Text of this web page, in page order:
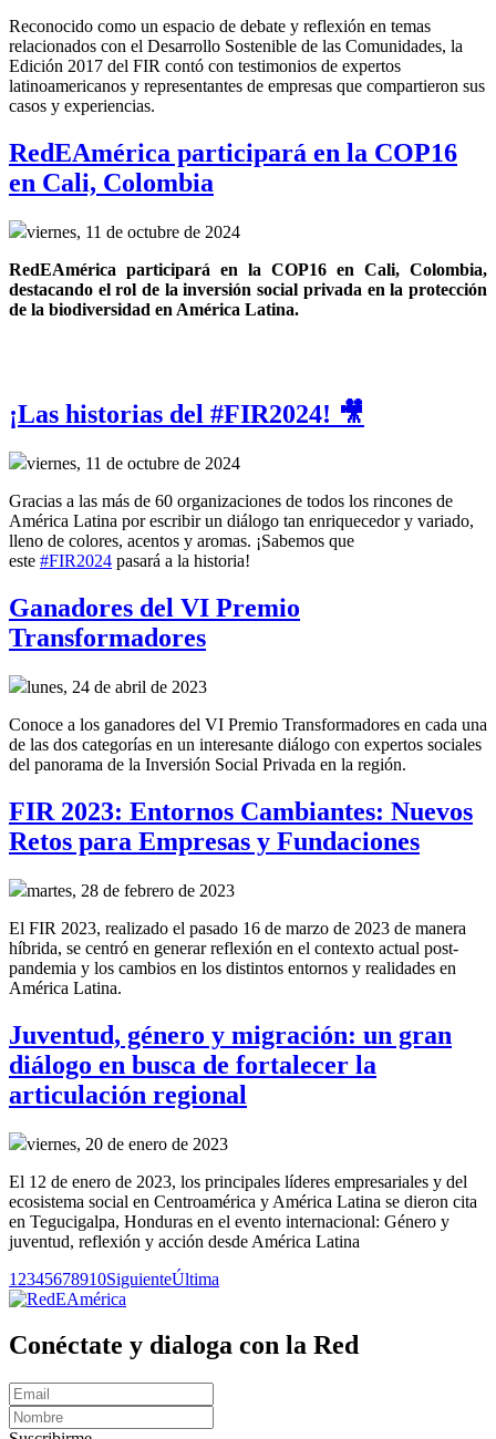
Reconocido como un espacio de debate y reflexión en temas
relacionados con el Desarrollo Sostenible de las Comunidades, la
Edición 2017 del FIR contó con testimonios de expertos
latinoamericanos y representantes de empresas que compartieron sus
casos y experiencias.
RedEAmérica participará en la COP16
en Cali, Colombia
viernes, 11 de octubre de 2024
RedEAmérica participará en la COP16 en Cali, Colombia,
destacando el rol de la inversión social privada en la protección
de la biodiversidad en América Latina.
¡Las historias del #FIR2024! 🎥
viernes, 11 de octubre de 2024
Gracias a las más de 60 organizaciones de todos los rincones de
América Latina por escribir un diálogo tan enriquecedor y variado,
lleno de colores, acentos y aromas. ¡Sabemos que
este #FIR2024 pasará a la historia!
Ganadores del VI Premio
Transformadores
lunes, 24 de abril de 2023
Conoce a los ganadores del VI Premio Transformadores en cada una
de las dos categorías en un interesante diálogo con expertos sociales
del panorama de la Inversión Social Privada en la región.
FIR 2023: Entornos Cambiantes: Nuevos
Retos para Empresas y Fundaciones
martes, 28 de febrero de 2023
El FIR 2023, realizado el pasado 16 de marzo de 2023 de manera
híbrida, se centró en generar reflexión en el contexto actual post-
pandemia y los cambios en los distintos entornos y realidades en
América Latina.
Juventud, género y migración: un gran
diálogo en busca de fortalecer la
articulación regional
viernes, 20 de enero de 2023
El 12 de enero de 2023, los principales líderes empresariales y del
ecosistema social en Centroamérica y América Latina se dieron cita
en Tegucigalpa, Honduras en el evento internacional: Género y
juventud, reflexión y acción desde América Latina
1 2345678910SiguienteÚltima
Conéctate y dialoga con la Red